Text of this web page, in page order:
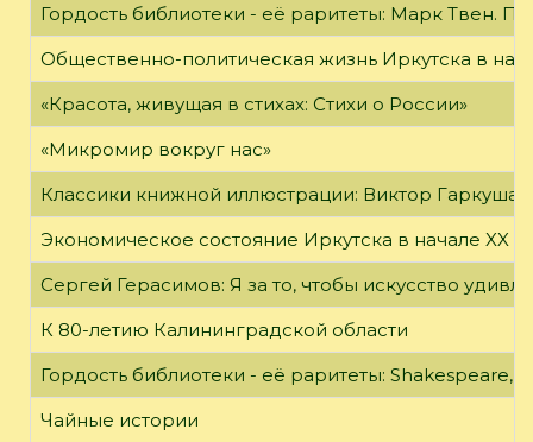
Гордость библиотеки - её раритеты: Марк Твен.
Общественно-политическая жизнь Иркутска в
«Красота, живущая в стихах: Стихи о России»
«Микромир вокруг нас»
Классики книжной иллюстрации: Виктор Гаркуша
Экономическое состояние Иркутска в начале XX
Сергей Герасимов: Я за то, чтобы искусство
К 80-летию Калининградской области
Гордость библиотеки - её раритеты: Shakespeare,
Чайные истории